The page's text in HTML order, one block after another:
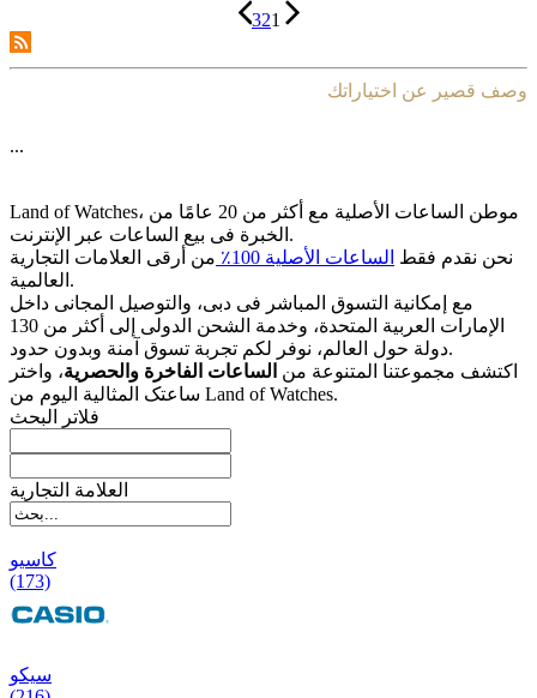
321
وصف قصير عن اختياراتك
...
Land of Watches، موطن الساعات الأصلیة مع أکثر من 20 عامًا من
الخبرة فی بیع الساعات عبر الإنترنت.
نحن نقدم فقط الساعات الأصلیة 100٪
من أرقى العلامات التجاریة
العالمیة.
مع إمکانیة التسوق المباشر فی دبی، والتوصیل المجانی داخل
الإمارات العربیة المتحدة، وخدمة الشحن الدولی إلى أکثر من 130
دولة حول العالم، نوفر لکم تجربة تسوق آمنة وبدون حدود.
اکتشف مجموعتنا المتنوعة من الساعات الفاخرة والحصریة، واختر
ساعتک المثالیة الیوم من Land of Watches.
فلاتر البحث
العلامة التجارية
کاسیو
(173)
سیکو